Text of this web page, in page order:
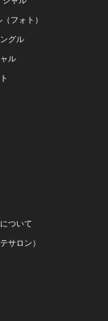
フォト）
グル
ル
ついて
サロン）